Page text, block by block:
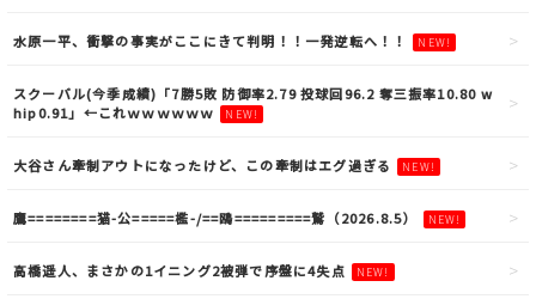
水原一平、衝撃の事実がここにきて判明！！一発逆転へ！！ NEW!
スクーバル(今季成績)「7勝5敗 防御率2.79 投球回96.2 奪三振率10.80 w
hip0.91」←これｗｗｗｗｗｗ
NEW!
大谷さん牽制アウトになったけど、この牽制はエグ過ぎる NEW!
鷹========猫-公=====檻-/==鴎=========鷲（2026.8.5） NEW!
高橋遥人、まさかの1イニング2被弾で序盤に4失点 NEW!